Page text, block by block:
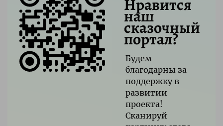
наш
сказочный
портал?
Будем
благодарны за
поддержку в
развитии
проекта!
Сканируй